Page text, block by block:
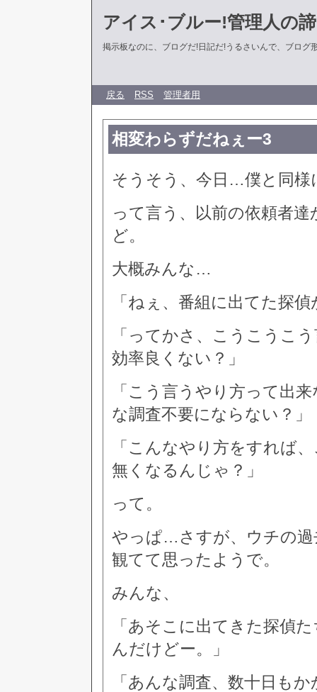
アイス･ブルー!管理人の
掲示板なのに、ブログだ!日記だ!うるさいんで、ブログ
戻る RSS 管理者用
相変わらずだねぇー3
そうそう、今日…僕と同
って言う、以前の依頼者
ど。
大概みんな…
「ねぇ、番組に出てた探
「ってかさ、こうこうこ
効率良くない？」
「こう言うやり方って出
な調査不要にならない？」
「こんなやり方をすれば
無くなるんじゃ？」
って。
やっぱ…さすが、ウチの
観てて思ったようで。
みんな、
「あそこに出てきた探偵
んだけどー。」
「あんな調査、数十日も